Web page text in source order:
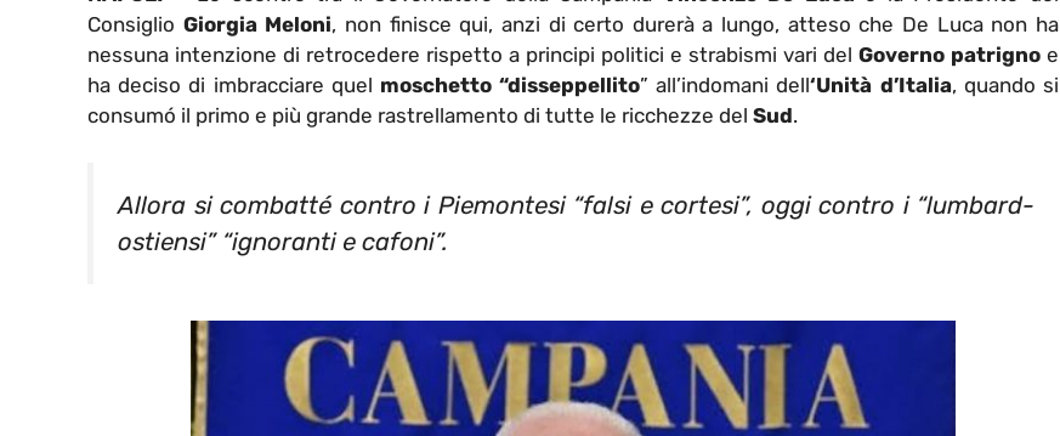
Consiglio Giorgia Meloni, non finisce qui, anzi di certo durerà a lungo, atteso che De Luca non ha
nessuna intenzione di retrocedere rispetto a principi politici e strabismi vari del Governo patrigno e
ha deciso di imbracciare quel moschetto “disseppellito” all’indomani dell‘Unità d’Italia, quando si
consumó il primo e più grande rastrellamento di tutte le ricchezze del Sud.
Allora si combatté contro i Piemontesi “falsi e cortesi”, oggi contro i “lumbard-
ostiensi” “ignoranti e cafoni”.